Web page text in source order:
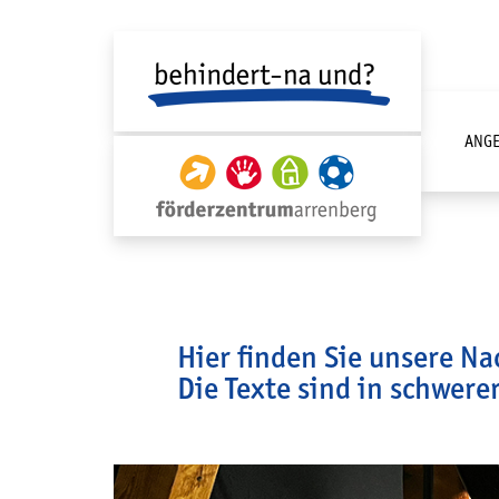
Hier finden Sie unsere
Die Texte sind in